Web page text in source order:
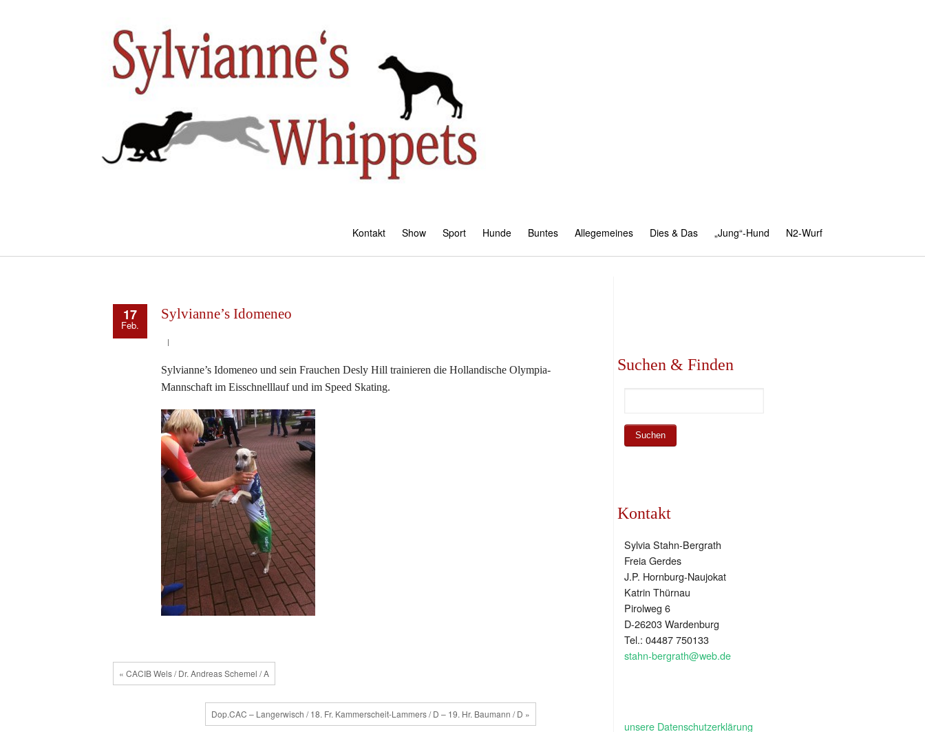
Kontakt Show Sport Hunde Buntes Allegemeines Dies & Das „Jung“-Hund N2-Wurf
17
Feb.
Sylvianne’s Idomeneo
Sylvianne’s Idomeneo und sein Frauchen Desly Hill trainieren die Hollandische Olympia-
Mannschaft im Eisschnelllauf und im Speed Skating.
« CACIB Wels / Dr. Andreas Schemel / A
Dop.CAC – Langerwisch / 18. Fr. Kammerscheit-Lammers / D – 19. Hr. Baumann / D »
Suchen & Finden
Kontakt
Sylvia Stahn-Bergrath
Freia Gerdes
J.P. Hornburg-Naujokat
Katrin Thürnau
Pirolweg 6
D-26203 Wardenburg
Tel.: 04487 750133
stahn-bergrath@web.de
unsere Datenschutzerklärung